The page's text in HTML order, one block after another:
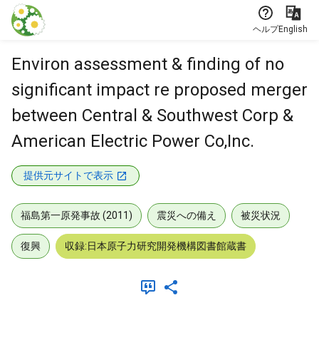
本文に飛ぶ
ヘルプEnglish
Environ assessment & finding of no
significant impact re proposed merger
between Central & Southwest Corp &
American Electric Power Co,Inc.
提供元サイトで表示
福島第一原発事故 (2011) 震災への備え 被災状況
復興 収録:日本原子力研究開発機構図書館蔵書